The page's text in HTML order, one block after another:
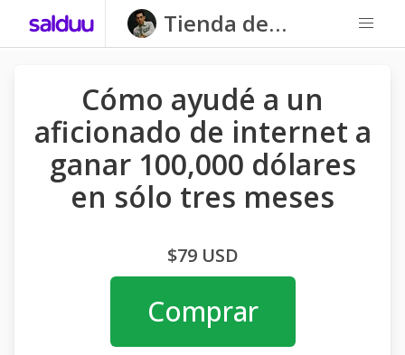
Tienda de
Cañongo
Cómo ayudé a un
aficionado de internet a
ganar 100,000 dólares
en sólo tres meses
$79 USD
Comprar